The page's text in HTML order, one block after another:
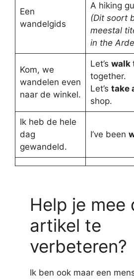
Een
wandelgids
A hiking
(Dit soort
meestal
in the
Kom, we
wandelen even
naar de winkel.
Let’s walk
together.
Let’s take
shop.
Ik heb de hele
dag
gewandeld.
I’ve been
Help je mee
artikel te
verbeteren?
Ik ben ook maar een